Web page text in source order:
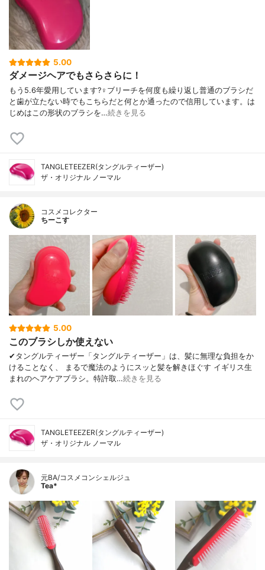
5.00
ダメージヘアでもさらさらに！
もう5.6年愛用しています?‍♀️ブリーチを何度も繰り返し普通のブラシだ
と歯が立たない時でもこちらだと何とか通ったので信用しています。は
じめはこの形状のブラシを…続きを見る
TANGLETEEZER(タングルティーザー)
ザ・オリジナル ノーマル
コスメコレクター
ちーこす
5.00
このブラシしか使えない
✔︎タングルティーザー「タングルティーザー」は、髪に無理な負担をか
けることなく、 まるで魔法のようにスッと髪を解きほぐす イギリス生
まれのヘアケアブラシ。特許取…続きを見る
TANGLETEEZER(タングルティーザー)
ザ・オリジナル ノーマル
元BA/コスメコンシェルジュ
Tea*